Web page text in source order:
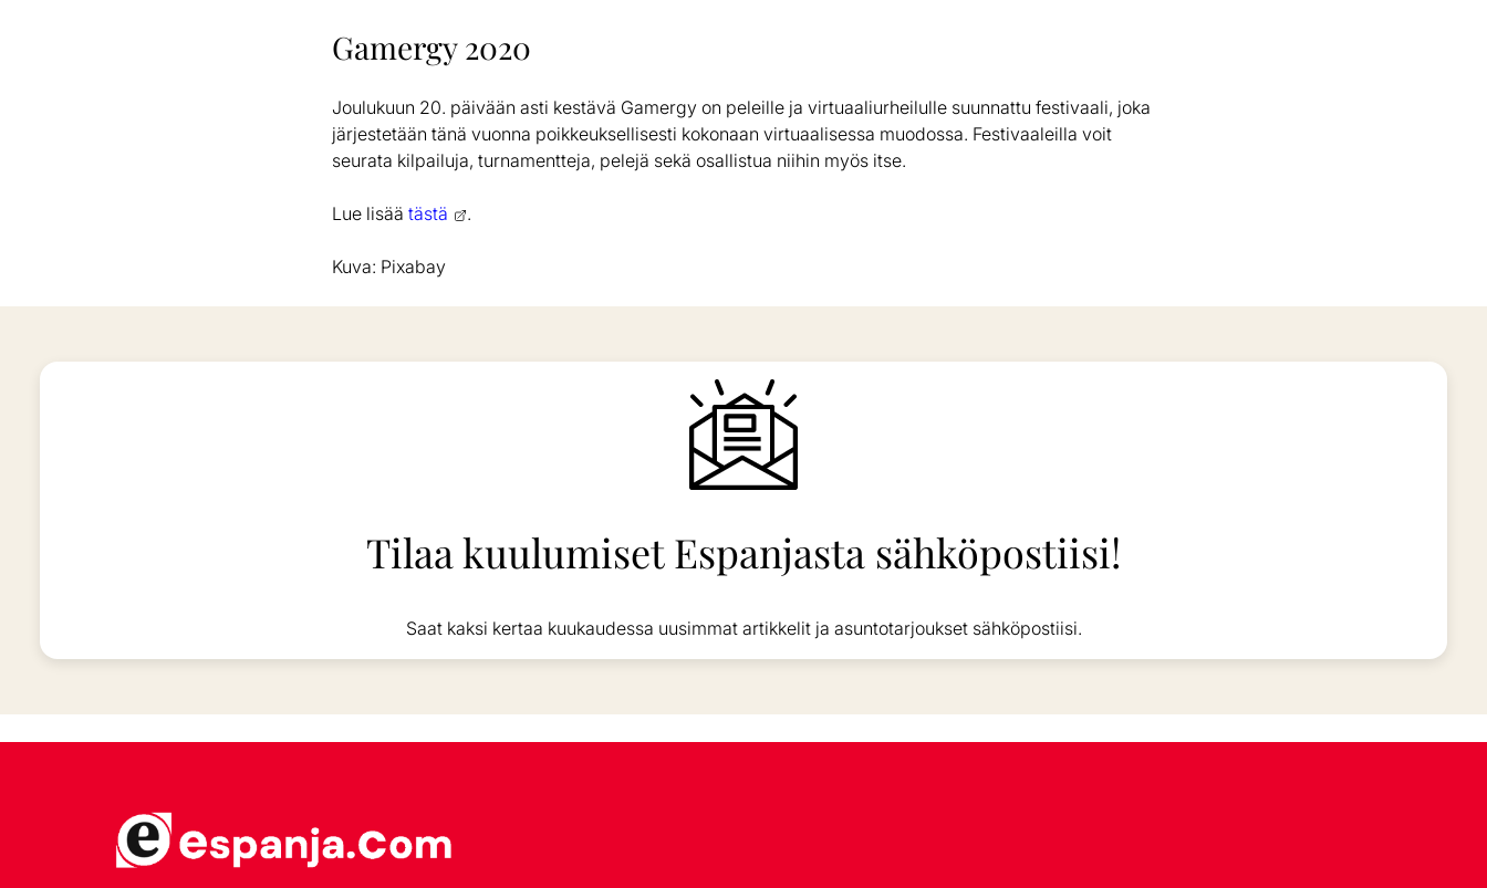
Gamergy 2020
Joulukuun 20. päivään asti kestävä Gamergy on peleille ja virtuaaliurheilulle suunnattu festivaali, joka
järjestetään tänä vuonna poikkeuksellisesti kokonaan virtuaalisessa muodossa. Festivaaleilla voit
seurata kilpailuja, turnamentteja, pelejä sekä osallistua niihin myös itse.
Lue lisää tästä .
Kuva: Pixabay
Tilaa kuulumiset Espanjasta sähköpostiisi!
Saat kaksi kertaa kuukaudessa uusimmat artikkelit ja asuntotarjoukset sähköpostiisi.